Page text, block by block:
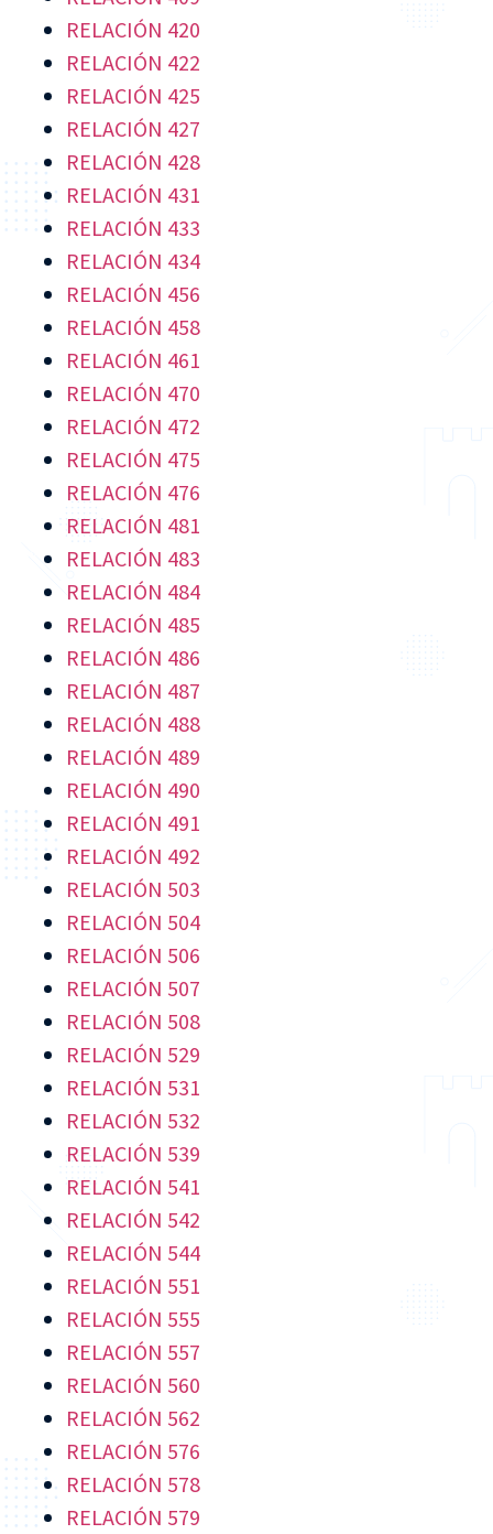
RELACIÓN 420
RELACIÓN 422
RELACIÓN 425
RELACIÓN 427
RELACIÓN 428
RELACIÓN 431
RELACIÓN 433
RELACIÓN 434
RELACIÓN 456
RELACIÓN 458
RELACIÓN 461
RELACIÓN 470
RELACIÓN 472
RELACIÓN 475
RELACIÓN 476
RELACIÓN 481
RELACIÓN 483
RELACIÓN 484
RELACIÓN 485
RELACIÓN 486
RELACIÓN 487
RELACIÓN 488
RELACIÓN 489
RELACIÓN 490
RELACIÓN 491
RELACIÓN 492
RELACIÓN 503
RELACIÓN 504
RELACIÓN 506
RELACIÓN 507
RELACIÓN 508
RELACIÓN 529
RELACIÓN 531
RELACIÓN 532
RELACIÓN 539
RELACIÓN 541
RELACIÓN 542
RELACIÓN 544
RELACIÓN 551
RELACIÓN 555
RELACIÓN 557
RELACIÓN 560
RELACIÓN 562
RELACIÓN 576
RELACIÓN 578
RELACIÓN 579